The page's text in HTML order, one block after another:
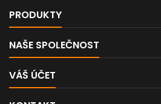
PRODUKTY
NAŠE SPOLEČNOST
VÁŠ ÚČET